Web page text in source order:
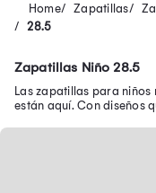
Zapatillas
28.5
Zapatillas Niño 28.5
Las zapatillas para niños
están aquí. Con diseños